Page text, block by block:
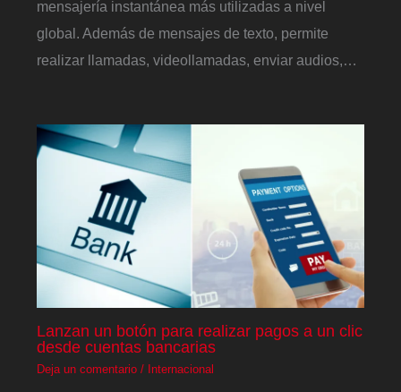
mensajería instantánea más utilizadas a nivel
global. Además de mensajes de texto, permite
realizar llamadas, videollamadas, enviar audios,…
Lanzan un botón para realizar pagos a un clic
desde cuentas bancarias
Deja un comentario / Internacional